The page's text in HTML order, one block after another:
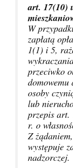
art. 17(10)
W
zapłatą
1(1) i 5,
przeciwko
domowemu
osoby
lub
przepis art.
r. o
Z
występuje
nadzorczej.